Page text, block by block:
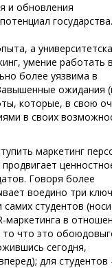
и обновления
а
умение работать
более уязвима в
ожидания
которые, в свою
в своих
маркетинг
Говоря более
воедино три
студентов
маркетинга в
то что это
сегодня,
для студентов